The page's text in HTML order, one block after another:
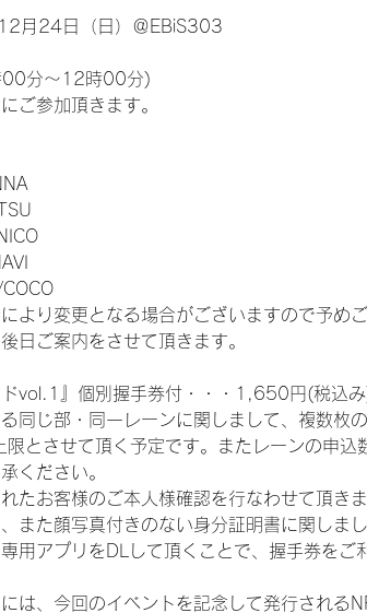
月24日（日）＠EBiS303
00分～12時00分)
ご参加頂きます。
より変更となる場合がございますので予めご
日ご案内をさせて頂きます。
ドvol.1』個別握手券付・・・1,650円(税込
同じ部・同一レーンに関しまして、複数枚
とさせて頂く予定です。またレーンの申
ください。
たお客様のご本人様確認を行なわせて頂きま
また顔写真付きのない身分証明書に関しま
用アプリをDLして頂くことで、握手券をご
は、今回のイベントを記念して発行される